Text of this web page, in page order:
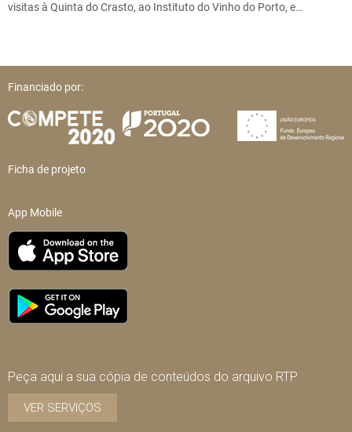
visitas à Quinta do Crasto, ao Instituto do Vinho do Porto, e…
Financiado por:
Ficha de projeto
App Mobile
Peça aqui a sua cópia de conteúdos do arquivo RTP
VER SERVIÇOS